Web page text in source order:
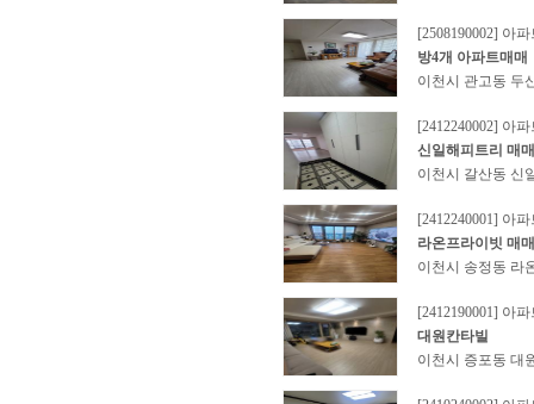
[2508190002] 아파
방4개 아파트매매
이천시 관고동 두
[2412240002] 아파
신일해피트리 매매
이천시 갈산동 신
[2412240001] 아파
라온프라이빗 매매
이천시 송정동 라
[2412190001] 아파
대원칸타빌
이천시 증포동 대